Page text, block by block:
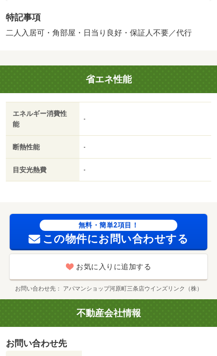
額保証料は総賃料の２．５％）／二人入居可／子供可／平
置駐／更新料：無 更新手数料：２２０００円／バストイ
／オートロック／室内洗濯置／陽当り良好／システムキッ
チン／追焚機能浴室／角住戸／温水洗浄便座／脱衣所／エ
レベーター／洗面所独立／駐輪場／押入／光ファイバー／
即入居可／敷金不要／対面式キッチン／全居室洋室／ウォ
ークインクロゼット／保証人不要／二人入居相談／ＣＳ／
浄水器／雨戸／２駅利用可／敷地内ごみ置き場／平面駐車
説 対応物件／ステーキガスト大津瀬田店（飲食店）まで
１１３ｍ／フレンドマート 瀬田川店（スーパー）まで３
２６ｍ／ドラッグユタカ 瀬田店（ドラッグストア）まで
３ｍ／大津神領郵便局（郵便局）まで６２５ｍ/賃貸戸
特記事項
二人入居可・角部屋・日当り良好・保証人不要／代行
省エネ性能
エネルギー消費性
能
-
断熱性能 -
目安光熱費 -
無料・簡単2項目！
この物件にお問い合わせする
お気に入りに追加する
お問い合わせ先 アパマンショップ河原町三条店ウインズリンク（株）
不動産会社情報
お問い合わせ先